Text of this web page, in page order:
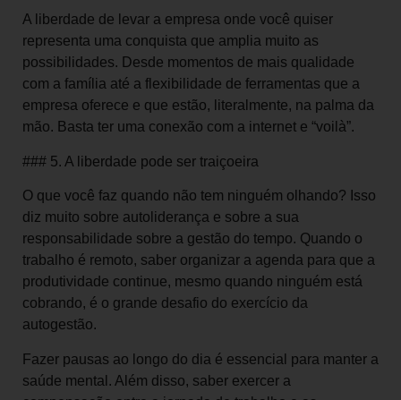
A liberdade de levar a empresa onde você quiser
representa uma conquista que amplia muito as
possibilidades. Desde momentos de mais qualidade
com a família até a flexibilidade de ferramentas que a
empresa oferece e que estão, literalmente, na palma da
mão. Basta ter uma conexão com a internet e “voilà”.
### 5. A liberdade pode ser traiçoeira
O que você faz quando não tem ninguém olhando? Isso
diz muito sobre autoliderança e sobre a sua
responsabilidade sobre a gestão do tempo. Quando o
trabalho é remoto, saber organizar a agenda para que a
produtividade continue, mesmo quando ninguém está
cobrando, é o grande desafio do exercício da
autogestão.
Fazer pausas ao longo do dia é essencial para manter a
saúde mental. Além disso, saber exercer a